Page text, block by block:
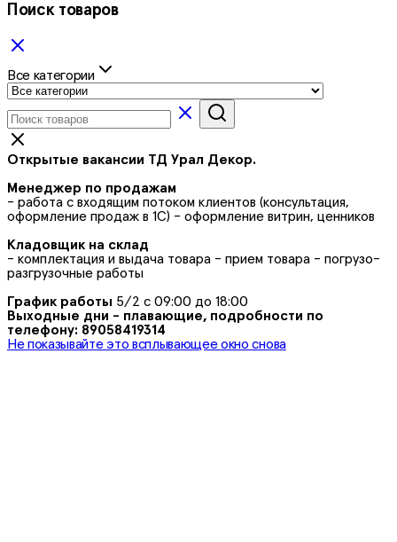
Поиск товаров
Все категории
Открытые вакансии ТД Урал Декор.
Менеджер по продажам
- работа с входящим потоком клиентов (консультация,
оформление продаж в 1С) - оформление витрин, ценников
Кладовщик на склад
- комплектация и выдача товара - прием товара - погрузо-
разгрузочные работы
График работы 5/2 с 09:00 до 18:00
Выходные дни - плавающие, подробности по
телефону: 89058419314
Не показывайте это всплывающее окно снова